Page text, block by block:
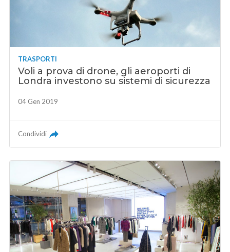
TRASPORTI
Voli a prova di drone, gli aeroporti di
Londra investono su sistemi di sicurezza
04 Gen 2019
Condividi